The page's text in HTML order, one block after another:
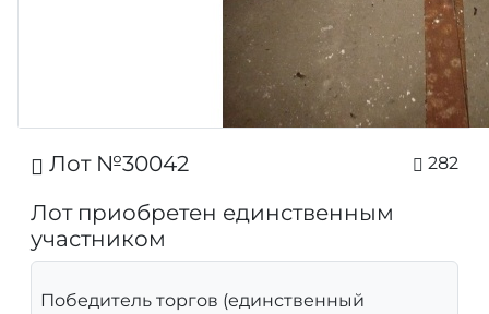
Лот №30042 282
Лот приобретен единственным
участником
Победитель торгов (единственный